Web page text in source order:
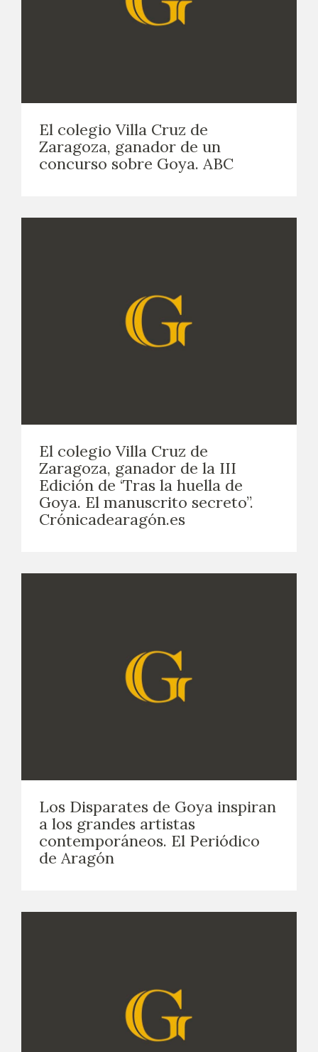
El colegio Villa Cruz de
Zaragoza, ganador de un
concurso sobre Goya. ABC
El colegio Villa Cruz de
Zaragoza, ganador de la III
Edición de ‘Tras la huella de
Goya. El manuscrito secreto”.
Crónicadearagón.es
Los Disparates de Goya inspiran
a los grandes artistas
contemporáneos. El Periódico
de Aragón